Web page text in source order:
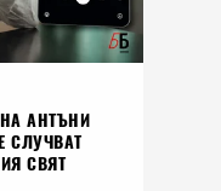
АНТЪНИ
СЛУЧВАТ
СВЯТ